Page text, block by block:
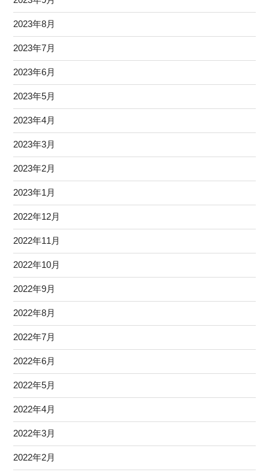
2023年8月
2023年7月
2023年6月
2023年5月
2023年4月
2023年3月
2023年2月
2023年1月
2022年12月
2022年11月
2022年10月
2022年9月
2022年8月
2022年7月
2022年6月
2022年5月
2022年4月
2022年3月
2022年2月